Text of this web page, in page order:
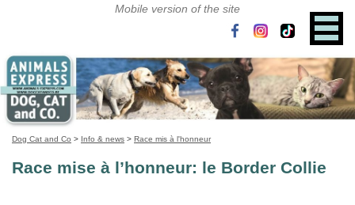
Dog Cat and Co > Info & news > Race mis à l'honneur
Race mise à l’honneur: le Border Collie